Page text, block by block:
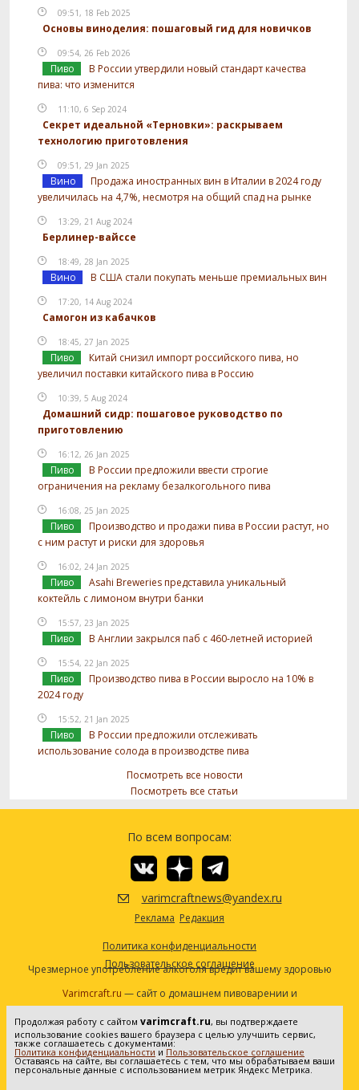
09:51, 18 Feb 2025
Основы виноделия: пошаговый гид для новичков
09:54, 26 Feb 2026
Пиво
В России утвердили новый стандарт качества
пива: что изменится
11:10, 6 Sep 2024
Секрет идеальной «Терновки»: раскрываем
технологию приготовления
09:51, 29 Jan 2025
Вино
Продажа иностранных вин в Италии в 2024 году
увеличилась на 4,7%, несмотря на общий спад на рынке
13:29, 21 Aug 2024
Берлинер-вайссе
18:49, 28 Jan 2025
Вино В США стали покупать меньше премиальных вин
17:20, 14 Aug 2024
Самогон из кабачков
18:45, 27 Jan 2025
Пиво
Китай снизил импорт российского пива, но
увеличил поставки китайского пива в Россию
10:39, 5 Aug 2024
Домашний сидр: пошаговое руководство по
приготовлению
16:12, 26 Jan 2025
Пиво
В России предложили ввести строгие
ограничения на рекламу безалкогольного пива
16:08, 25 Jan 2025
Пиво
Производство и продажи пива в России растут, но
с ним растут и риски для здоровья
16:02, 24 Jan 2025
Пиво
Asahi Breweries представила уникальный
коктейль с лимоном внутри банки
15:57, 23 Jan 2025
Пиво В Англии закрылся паб с 460-летней историей
15:54, 22 Jan 2025
Пиво
Производство пива в России выросло на 10% в
2024 году
15:52, 21 Jan 2025
Пиво
В России предложили отслеживать
использование солода в производстве пива
Посмотреть все новости
Посмотреть все статьи
По всем вопросам:
varimcraftnews@yandex.ru
Реклама Редакция
Политика конфиденциальности
Пользовательское соглашение
Чрезмерное употребление алкоголя вредит вашему здоровью
Varimcraft.ru — сайт о домашнем пивоварении и
самогоноварении.
Сетевое издание «Варимкрафт». Зарегистрировано в
Федеральной службе по надзору в сфере связи, информационных
технологий и массовых коммуникаций (Роскомнадзор). Реестровая
запись ЭЛ No ФС77-80936 от 25.05.2021. Все права защищены. 16+
Продолжая работу с сайтом varimcraft.ru, вы подтверждаете
использование cookies вашего браузера с целью улучшить сервис,
также соглашаетесь с документами:
Политика конфиденциальности и Пользовательское соглашение
Оставаясь на сайте, вы соглашаетесь с тем, что мы обрабатываем ваши
персональные данные с использованием метрик Яндекс Метрика.